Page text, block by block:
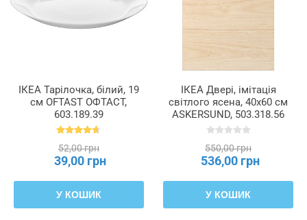
ІКЕА Тарілочка, білий, 19
см OFTAST ОФТАСТ,
603.189.39
52,00 грн
39,00 грн
У КОШИК
ІКЕА Двері, імітація
світлого ясена, 40x60 см
ASKERSUND, 503.318.56
550,00 грн
536,00 грн
У КОШИК